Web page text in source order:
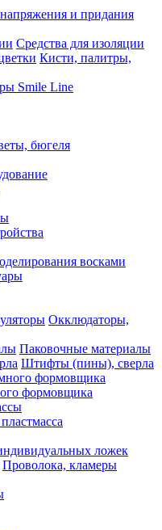
и придания
Средства для изоляции
Кисти, палитры,
Smile Line
бюгеля
восками
Окклюдаторы,
Паковочные материалы
Штифты (пины), сверла
формовщика
ложек
Проволока, кламеры